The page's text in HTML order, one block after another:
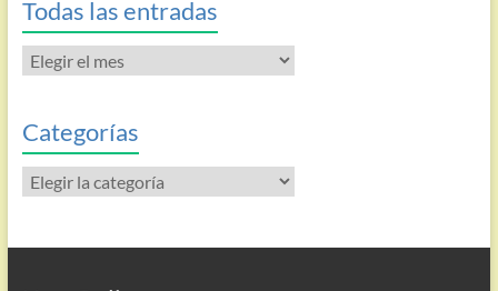
Todas las entradas
Todas
las
Categorías
Categorías